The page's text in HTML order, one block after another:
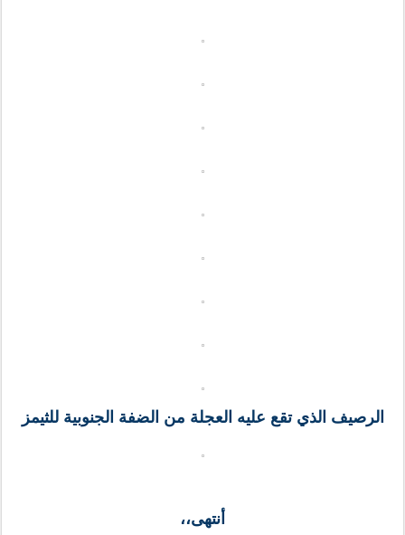
الرصيف الذي تقع عليه العجلة من الضفة الجنوبية للثيمز
أنتهى،،